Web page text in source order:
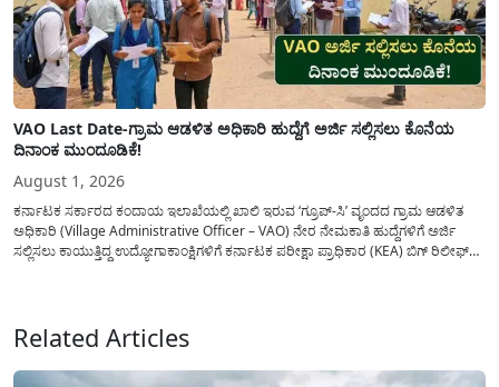
VAO Last Date-ಗ್ರಾಮ ಆಡಳಿತ ಅಧಿಕಾರಿ ಹುದ್ದೆಗೆ ಅರ್ಜಿ ಸಲ್ಲಿಸಲು ಕೊನೆಯ
ದಿನಾಂಕ ಮುಂದೂಡಿಕೆ!
August 1, 2026
ಕರ್ನಾಟಕ ಸರ್ಕಾರದ ಕಂದಾಯ ಇಲಾಖೆಯಲ್ಲಿ ಖಾಲಿ ಇರುವ ‘ಗ್ರೂಪ್-ಸಿ’ ವೃಂದದ ಗ್ರಾಮ ಆಡಳಿತ
ಅಧಿಕಾರಿ (Village Administrative Officer – VAO) ನೇರ ನೇಮಕಾತಿ ಹುದ್ದೆಗಳಿಗೆ ಅರ್ಜಿ
ಸಲ್ಲಿಸಲು ಕಾಯುತ್ತಿದ್ದ ಉದ್ಯೋಗಾಕಾಂಕ್ಷಿಗಳಿಗೆ ಕರ್ನಾಟಕ ಪರೀಕ್ಷಾ ಪ್ರಾಧಿಕಾರ (KEA) ಬಿಗ್ ರಿಲೀಫ್
Related Articles